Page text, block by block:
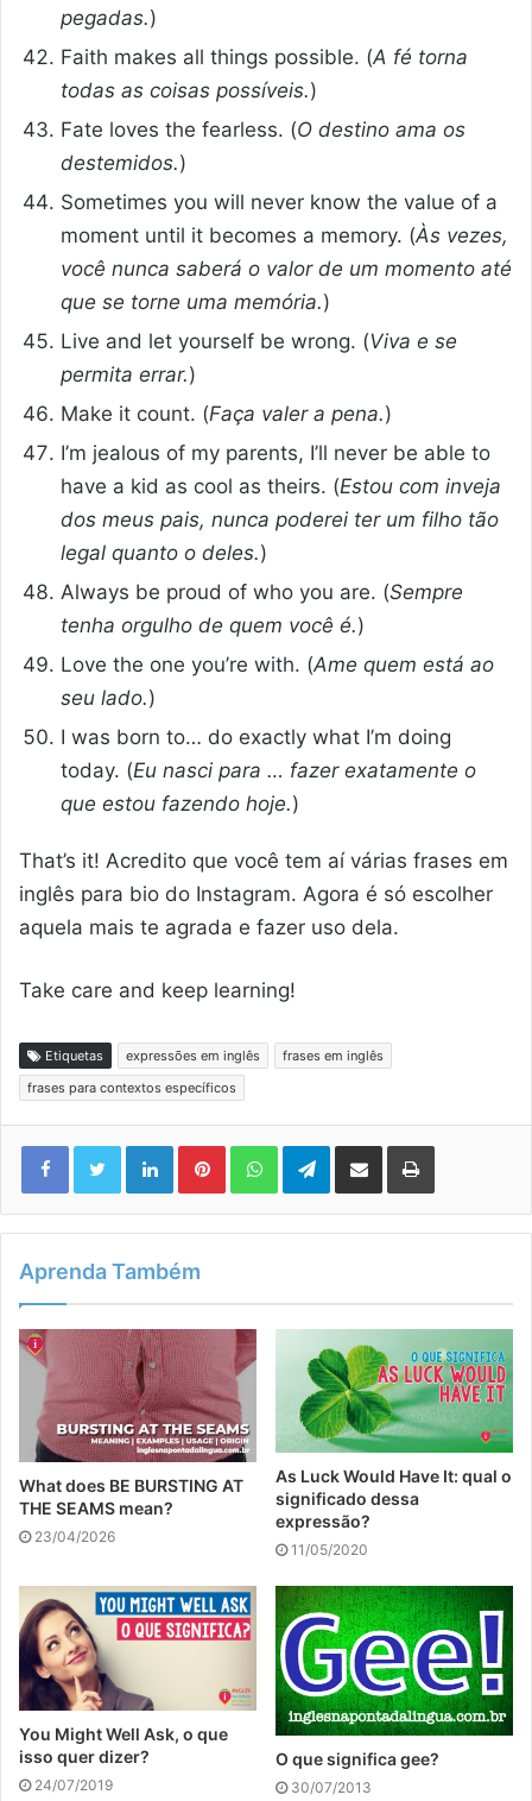
pegadas.)
Faith makes all things possible. (A fé torna
todas as coisas possíveis.)
Fate loves the fearless. (O destino ama os
destemidos.)
Sometimes you will never know the value of a
moment until it becomes a memory. (Às vezes,
você nunca saberá o valor de um momento até
que se torne uma memória.)
Live and let yourself be wrong. (Viva e se
permita errar.)
Make it count. (Faça valer a pena.)
I’m jealous of my parents, I’ll never be able to
have a kid as cool as theirs. (Estou com inveja
dos meus pais, nunca poderei ter um filho tão
legal quanto o deles.)
Always be proud of who you are. (Sempre
tenha orgulho de quem você é.)
Love the one you’re with. (Ame quem está ao
seu lado.)
I was born to… do exactly what I’m doing
today. (Eu nasci para … fazer exatamente o
que estou fazendo hoje.)
That’s it! Acredito que você tem aí várias frases em
inglês para bio do Instagram. Agora é só escolher
aquela mais te agrada e fazer uso dela.
Take care and keep learning!
Etiquetas expressões em inglês
frases em inglês
frases para contextos específicos
LinkedinPinterestWhatsAppTelegram
Compartilhar via e-mail Imprimir
Aprenda Também
What does BE BURSTING AT
THE SEAMS mean?
23/04/2026
As Luck Would Have It: qual o
significado dessa
expressão?
11/05/2020
You Might Well Ask, o que
isso quer dizer?
24/07/2019
O que significa gee?
30/07/2013